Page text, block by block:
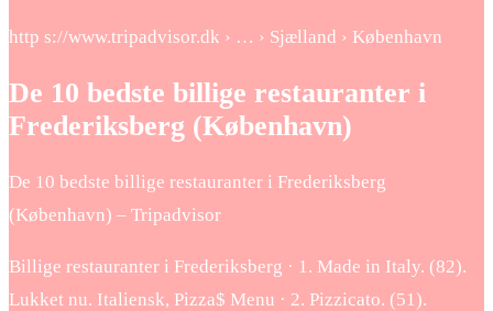
http s://www.tripadvisor.dk › … › Sjælland › København
De 10 bedste billige restauranter i
Frederiksberg (København)
De 10 bedste billige restauranter i Frederiksberg
(København) – Tripadvisor
Billige restauranter i Frederiksberg‎ · 1. Made in Italy. (82).
Lukket nu. Italiensk, Pizza$ Menu · 2. Pizzicato. (51).